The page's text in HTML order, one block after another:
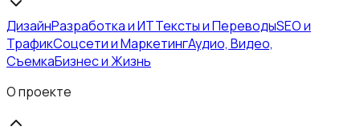
ДизайнРазработка и ИТТексты и ПереводыSEO и
ТрафикСоцсети и МаркетингАудио, Видео,
СъемкаБизнес и Жизнь
О проекте